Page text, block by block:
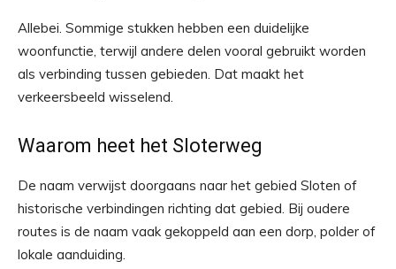
Allebei. Sommige stukken hebben een duidelijke
woonfunctie, terwijl andere delen vooral gebruikt worden
als verbinding tussen gebieden. Dat maakt het
verkeersbeeld wisselend.
Waarom heet het Sloterweg
De naam verwijst doorgaans naar het gebied Sloten of
historische verbindingen richting dat gebied. Bij oudere
routes is de naam vaak gekoppeld aan een dorp, polder of
lokale aanduiding.